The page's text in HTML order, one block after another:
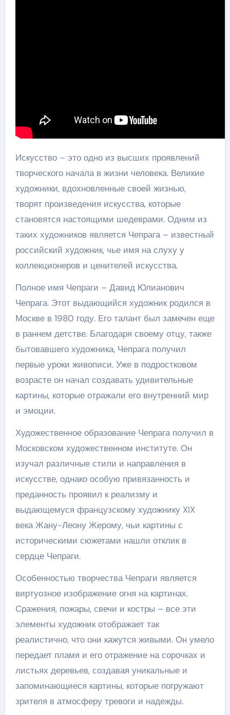
Искусство – это одно из высших проявлений
творческого начала в жизни человека. Великие
художники, вдохновленные своей жизнью,
творят произведения искусства, которые
становятся настоящими шедеврами. Одним из
таких художников является Чепрага – известный
российский художник, чье имя на слуху у
коллекционеров и ценителей искусства.
Полное имя Чепраги – Давид Юлианович
Чепрага. Этот выдающийся художник родился в
Москве в 1980 году. Его талант был замечен еще
в раннем детстве. Благодаря своему отцу, также
бытовавшего художника, Чепрага получил
первые уроки живописи. Уже в подростковом
возрасте он начал создавать удивительные
картины, которые отражали его внутренний мир
и эмоции.
Художественное образование Чепрага получил в
Московском художественном институте. Он
изучал различные стили и направления в
искусстве, однако особую привязанность и
преданность проявил к реализму и
выдающемуся французскому художнику XIX
века Жану-Леону Жерому, чьи картины с
историческими сюжетами нашли отклик в
сердце Чепраги.
Особенностью творчества Чепраги является
виртуозное изображение огня на картинах.
Сражения, пожары, свечи и костры – все эти
элементы художник отображает так
реалистично, что они кажутся живыми. Он умело
передает пламя и его отражение на сорочках и
листьях деревьев, создавая уникальные и
запоминающиеся картины, которые погружают
зрителя в атмосферу тревоги и надежды.